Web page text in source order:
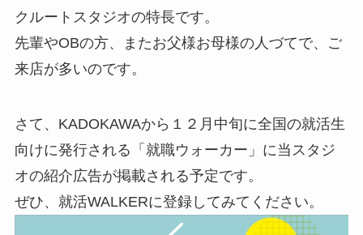
クルートスタジオの特長です。
先輩やOBの方、またお父様お母様の人づてで、ご
来店が多いのです。
さて、KADOKAWAから１２月中旬に全国の就活生
向けに発行される「就職ウォーカー」に当スタジ
オの紹介広告が掲載される予定です。
ぜひ、就活WALKERに登録してみてください。